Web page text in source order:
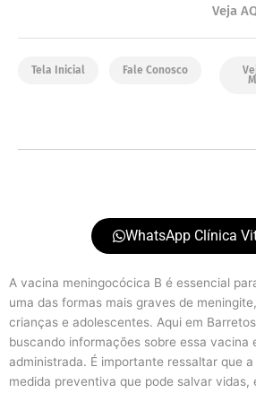
Veja
Tela Inicial Fale Conosco
WhatsApp Clínica
A vacina meningocócica B é essencial
uma das formas mais graves de
crianças e adolescentes. Aqui em
buscando informações sobre essa vacina
administrada. É importante ressaltar que
medida preventiva que pode salvar vidas,